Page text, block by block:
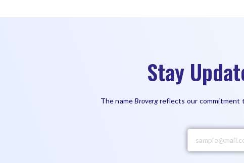
Stay
The nameBrovergreflects our commitment